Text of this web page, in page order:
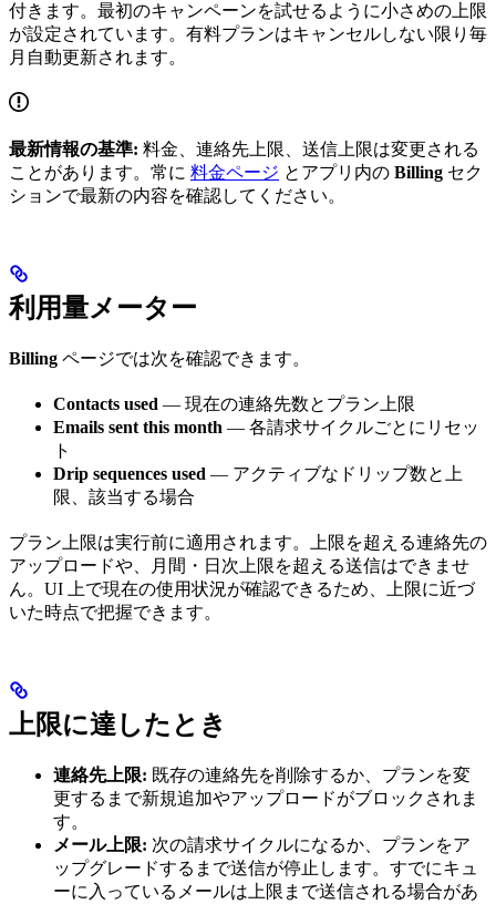
付きます。最初のキャンペーンを試せるように小さめの上限
が設定されています。有料プランはキャンセルしない限り毎
月自動更新されます。
最新情報の基準: 料金、連絡先上限、送信上限は変更される
ことがあります。常に 料金ページ とアプリ内の Billing セク
ションで最新の内容を確認してください。
利用量メーター
Billing ページでは次を確認できます。
Contacts used — 現在の連絡先数とプラン上限
Emails sent this month — 各請求サイクルごとにリセッ
ト
Drip sequences used — アクティブなドリップ数と上
限、該当する場合
プラン上限は実行前に適用されます。上限を超える連絡先の
アップロードや、月間・日次上限を超える送信はできませ
ん。UI 上で現在の使用状況が確認できるため、上限に近づ
いた時点で把握できます。
上限に達したとき
連絡先上限: 既存の連絡先を削除するか、プランを変
更するまで新規追加やアップロードがブロックされま
す。
メール上限: 次の請求サイクルになるか、プランをア
ップグレードするまで送信が停止します。すでにキュ
ーに入っているメールは上限まで送信される場合があ